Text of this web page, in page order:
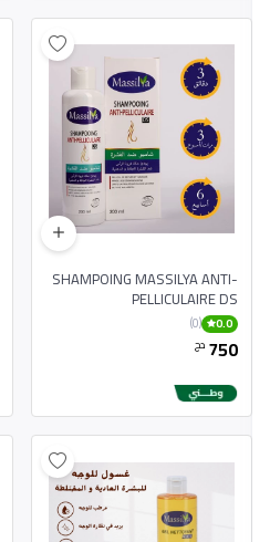
SHAMPOING MASSILYA ANTI-
PELLICULAIRE DS
0.0
(0)
750 دج